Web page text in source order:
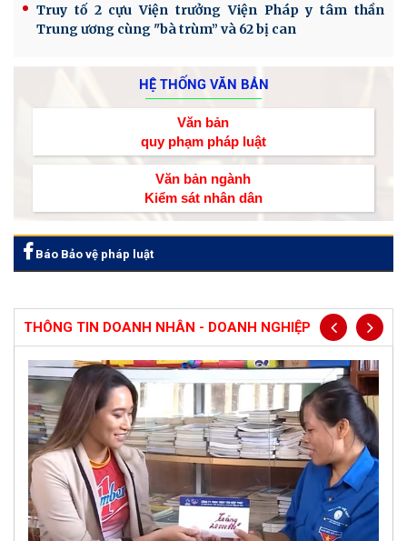
Truy tố 2 cựu Viện trưởng Viện Pháp y tâm thần
Trung ương cùng "bà trùm” và 62 bị can
HỆ THỐNG VĂN BẢN
Văn bản
quy phạm pháp luật
Văn bản ngành
Kiểm sát nhân dân
Báo Bảo vệ pháp luật
THÔNG TIN DOANH NHÂN - DOANH NGHIỆP